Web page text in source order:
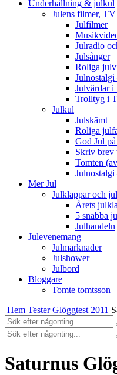
Underhållning & julkul
Julens filmer,
Julfilmer
Julradio
Julsånger
Roliga
Julvärdar
Trolltyg i
Julkul
Julskämt
Roliga
God Jul
Skriv brev
Tomten
Mer Jul
Julklappar och
Årets
5 snabba
Julhandeln
Julevenemang
Julmarknader
Julshower
Julbord
Bloggare
Tomte tomtsson
Hem Tester Glöggtest 2011
Saturnus